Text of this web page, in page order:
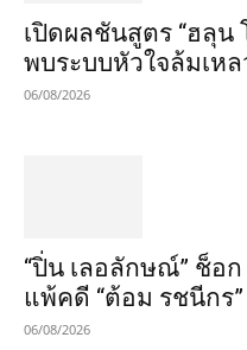
เปิดผลชันสูตร “ฮลุน
พบระบบหัวใจล้มเหล
06/08/2026
“ปิ่น เลอลักษณ์” ช็อ
แพ้คดี “ต้อม รชนีกร
06/08/2026